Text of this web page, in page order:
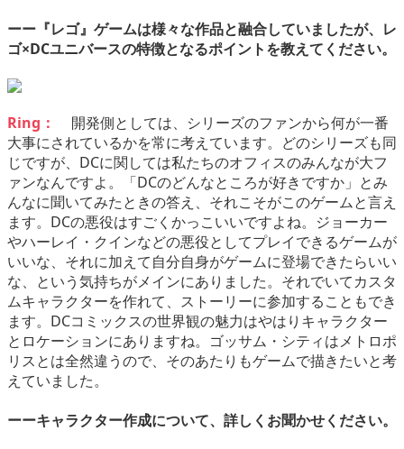
ーー『レゴ』ゲームは様々な作品と融合していましたが、レ
ゴ×DCユニバースの特徴となるポイントを教えてください。
Ring：
開発側としては、シリーズのファンから何が一番
大事にされているかを常に考えています。どのシリーズも同
じですが、DCに関しては私たちのオフィスのみんなが大フ
ァンなんですよ。「DCのどんなところが好きですか」とみ
んなに聞いてみたときの答え、それこそがこのゲームと言え
ます。DCの悪役はすごくかっこいいですよね。ジョーカー
やハーレイ・クインなどの悪役としてプレイできるゲームが
いいな、それに加えて自分自身がゲームに登場できたらいい
な、という気持ちがメインにありました。それでいてカスタ
ムキャラクターを作れて、ストーリーに参加することもでき
ます。DCコミックスの世界観の魅力はやはりキャラクター
とロケーションにありますね。ゴッサム・シティはメトロポ
リスとは全然違うので、そのあたりもゲームで描きたいと考
えていました。
ーーキャラクター作成について、詳しくお聞かせください。